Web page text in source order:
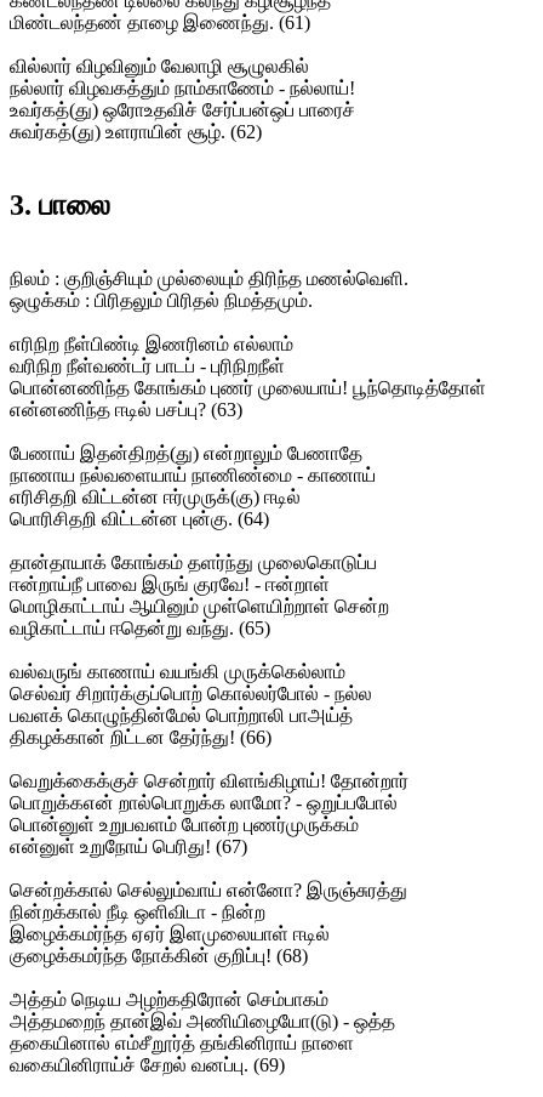
மிண்டலந்தண் தாழை இணைந்து. (61)
வில்லார் விழவினும் வேலாழி சூழுலகில்
நல்லார் விழவகத்தும் நாம்காணேம் - நல்லாய்!
உவர்கத்(து) ஒரோஉதவிச் சேர்ப்பன்ஒப் பாரைச்
சுவர்கத்(து) உளராயின் சூழ். (62)
3. பாலை
நிலம் : குறிஞ்சியும் முல்லையும் திரிந்த மணல்வெளி.
ஒழுக்கம் : பிரிதலும் பிரிதல் நிமத்தமும்.
எரிநிற நீள்பிண்டி இணரினம் எல்லாம்
வரிநிற நீள்வண்டர் பாடப் - புரிநிறநீள்
பொன்னணிந்த கோங்கம் புணர் முலையாய்! பூந்தொடித்தோள்
என்னணிந்த ஈடில் பசப்பு? (63)
பேணாய் இதன்திறத்(து) என்றாலும் பேணாதே
நாணாய நல்வளையாய் நாணிண்மை - காணாய்
எரிசிதறி விட்டன்ன ஈர்முருக்(கு) ஈடில்
பொரிசிதறி விட்டன்ன புன்கு. (64)
தான்தாயாக் கோங்கம் தளர்ந்து முலைகொடுப்ப
ஈன்றாய்நீ பாவை இருங் குரவே! - ஈன்றாள்
மொழிகாட்டாய் ஆயினும் முள்ளெயிற்றாள் சென்ற
வழிகாட்டாய் ஈதென்று வந்து. (65)
வல்வருங் காணாய் வயங்கி முருக்கெல்லாம்
செல்வர் சிறார்க்குப்பொற் கொல்லர்போல் - நல்ல
பவளக் கொழுந்தின்மேல் பொற்றாலி பாஅய்த்
திகழக்கான் றிட்டன தேர்ந்து! (66)
வெறுக்கைக்குச் சென்றார் விளங்கிழாய்! தோன்றார்
பொறுக்கஎன் றால்பொறுக்க லாமோ? - ஒறுப்பபோல்
பொன்னுள் உறுபவளம் போன்ற புணர்முருக்கம்
என்னுள் உறுநோய் பெரிது! (67)
சென்றக்கால் செல்லும்வாய் என்னோ? இருஞ்சுரத்து
நின்றக்கால் நீடி ஒளிவிடா - நின்ற
இழைக்கமர்ந்த ஏஏர் இளமுலையாள் ஈடில்
குழைக்கமர்ந்த நோக்கின் குறிப்பு! (68)
அத்தம் நெடிய அழற்கதிரோன் செம்பாகம்
அத்தமறைந் தான்இவ் அணியிழையோ(டு) - ஒத்த
தகையினால் எம்சீறூர்த் தங்கினிராய் நாளை
வகையினிராய்ச் சேறல் வனப்பு. (69)